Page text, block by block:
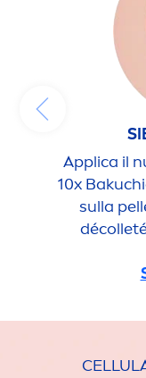
Applica il
10x
sulla